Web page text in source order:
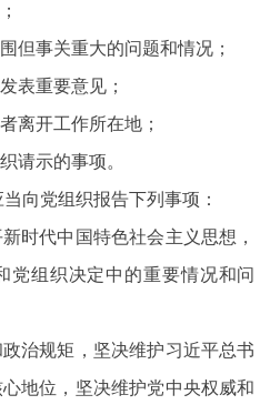
事关重大的问题和情况；
重要意见；
开工作所在地；
示的事项。
向党组织报告下列事项：
代中国特色社会主义思想，
党组织决定中的重要情况和问
规矩，坚决维护习近平总书
地位，坚决维护党中央权威和